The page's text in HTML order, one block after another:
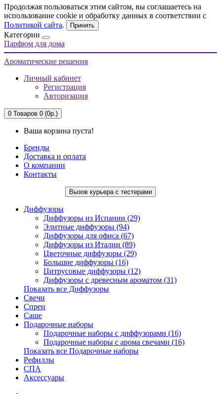
Продолжая пользоваться этим сайтом, вы соглашаетесь на
использование cookie и обработку данных в соответствии с
Политикой сайта. Принять
Категории
Парфюм для дома
Ароматические решения
Личный кабинет
Регистрация
Авторизация
0 Товаров 0 (0р.)
Ваша корзина пуста!
Бренды
Доставка и оплата
О компании
Контакты
Вызов курьера с тестерами
Диффузоры
Диффузоры из Испании (29)
Элитные диффузоры (94)
Диффузоры для офиса (67)
Диффузоры из Италии (89)
Цветочные диффузоры (29)
Большие диффузоры (16)
Цитрусовые диффузоры (12)
Диффузоры с древесным ароматом (31)
Показать все Диффузоры
Свечи
Спреи
Саше
Подарочные наборы
Подарочные наборы с диффузорами (16)
Подарочные наборы с арома свечами (16)
Показать все Подарочные наборы
Рефиллы
СПА
Аксессуары